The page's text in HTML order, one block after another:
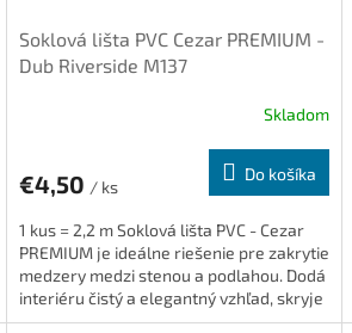
Soklová lišta PVC Cezar PREMIUM -
Dub Riverside M137
Skladom
€4,50 / ks
Do košíka
1 kus = 2,2 m Soklová lišta PVC - Cezar
PREMIUM je ideálne riešenie pre zakrytie
medzery medzi stenou a podlahou. Dodá
interiéru čistý a elegantný vzhľad, skryje
káble a je...